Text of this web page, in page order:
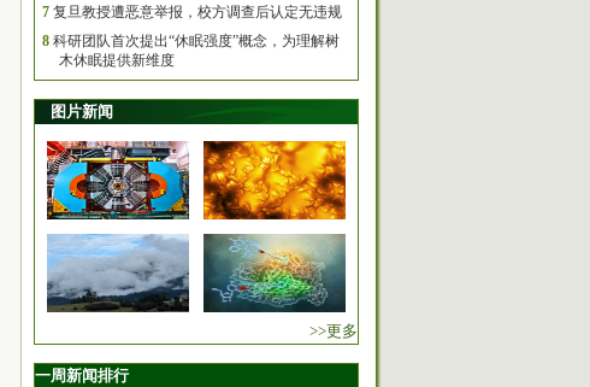
7 复旦教授遭恶意举报，校方调查后认定无违规
8 科研团队首次提出“休眠强度”概念，为理解树
木休眠提供新维度
图片新闻
>>更多
一周新闻排行